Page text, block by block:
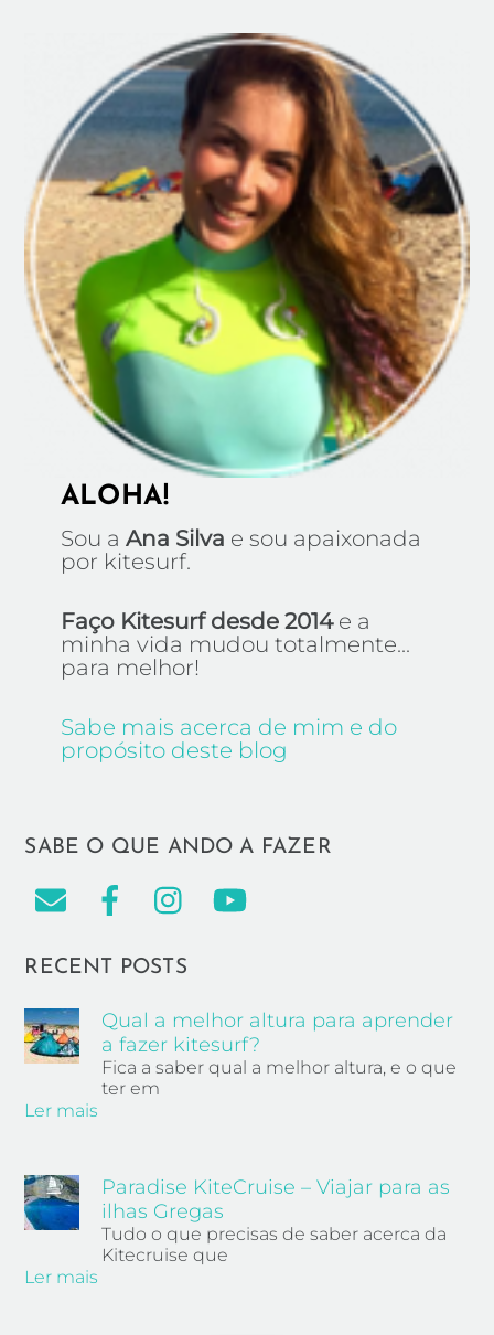
ALOHA!
Sou a Ana Silva e sou apaixonada
por kitesurf.
Faço Kitesurf desde 2014e a
minha vida mudou totalmente...
para melhor!
Sabe mais acerca de mim e do
propósito deste blog
SABE O QUE ANDO A FAZER
RECENT POSTS
Qual a melhor altura para aprender
a fazer kitesurf?
Fica a saber qual a melhor altura, e o que
ter em
Ler mais
Paradise KiteCruise – Viajar para as
ilhas Gregas
Tudo o que precisas de saber acerca da
Kitecruise que
Ler mais